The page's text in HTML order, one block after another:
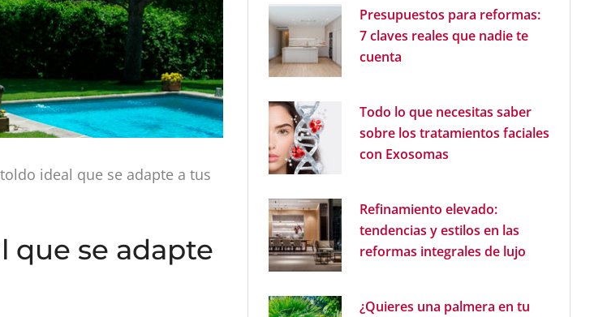
ideal que se adapte a tus
que se adapte
Presupuestos para reformas:
7 claves reales que nadie te
cuenta
Todo lo que necesitas saber
sobre los tratamientos faciales
con Exosomas
Refinamiento elevado:
tendencias y estilos en las
reformas integrales de lujo
¿Quieres una palmera en tu